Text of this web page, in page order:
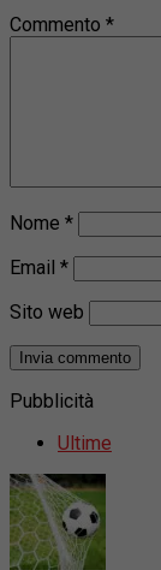
Commento *
Nome *
Email *
Sito web
Pubblicità
Ultime